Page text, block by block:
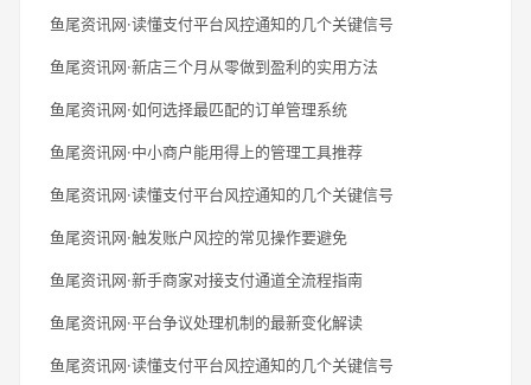
鱼尾资讯网·读懂支付平台风控通知的几个关键信号
鱼尾资讯网·新店三个月从零做到盈利的实用方法
鱼尾资讯网·如何选择最匹配的订单管理系统
鱼尾资讯网·中小商户能用得上的管理工具推荐
鱼尾资讯网·读懂支付平台风控通知的几个关键信号
鱼尾资讯网·触发账户风控的常见操作要避免
鱼尾资讯网·新手商家对接支付通道全流程指南
鱼尾资讯网·平台争议处理机制的最新变化解读
鱼尾资讯网·读懂支付平台风控通知的几个关键信号